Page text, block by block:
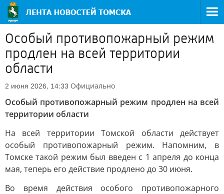
Особый противопожарный режим
продлен на всей территории
области
2 июня 2026, 14:33 Официально
Особый противопожарный режим продлен на всей
территории области
На всей территории Томской области действует
особый противопожарный режим. Напомним, в
Томске такой режим был введен с 1 апреля до конца
мая, теперь его действие продлено до 30 июня.
Во время действия особого противопожарного